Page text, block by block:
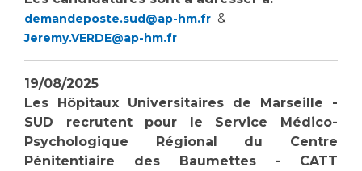
demandeposte.sud@ap-hm.fr &
Jeremy.VERDE@ap-hm.fr
19/08/2025
Les Hôpitaux Universitaires de Marseille -
SUD recrutent pour le Service Médico-
Psychologique Régional du Centre
Pénitentiaire des Baumettes - CATT